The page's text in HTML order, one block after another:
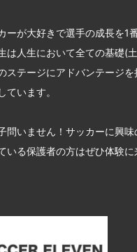
ーが大好きで選手の成長を1
は人生において全ての基礎(
ステージにアドバンテージ
ています。
問いません！サッカーに興
いる保護者の方はぜひ体験